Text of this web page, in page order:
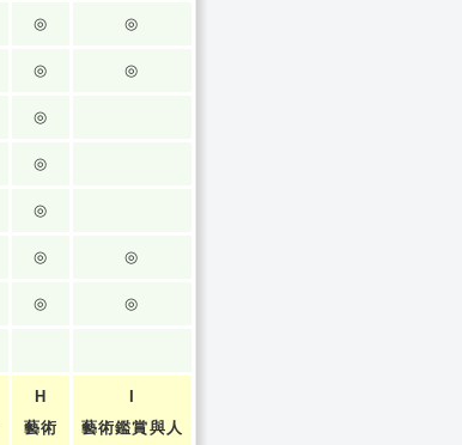
◎ ◎
◎ ◎
◎
◎
◎
◎ ◎
◎ ◎
H
藝術
藝術鑑賞與人